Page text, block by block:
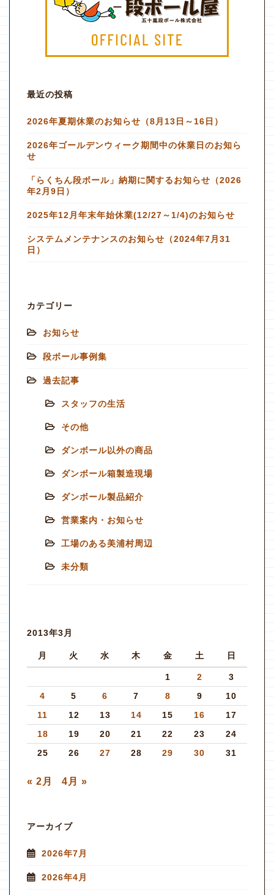
最近の投稿
2026年夏期休業のお知らせ（8月13日～16日）
2026年ゴールデンウィーク期間中の休業日のお知ら
せ
「らくちん段ボール」納期に関するお知らせ（2026
年2月9日）
2025年12月年末年始休業(12/27～1/4)のお知らせ
システムメンテナンスのお知らせ（2024年7月31
日）
カテゴリー
お知らせ
段ボール事例集
過去記事
スタッフの生活
その他
ダンボール以外の商品
ダンボール箱製造現場
ダンボール製品紹介
営業案内・お知らせ
工場のある美浦村周辺
未分類
2013年3月
月 火 水 木 金 土 日
1 2
3
4
5 6 7 8 9
10
11
12 13 14 15 16
17
18
19 20 21 22 23
24
25
26 27 28 29 30 31
« 2月 4月 »
アーカイブ
2026年7月
2026年4月